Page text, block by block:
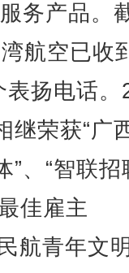
务产品。
航空已收
表扬电话。
继荣获“广
”、“智联招
佳雇主
航青年文